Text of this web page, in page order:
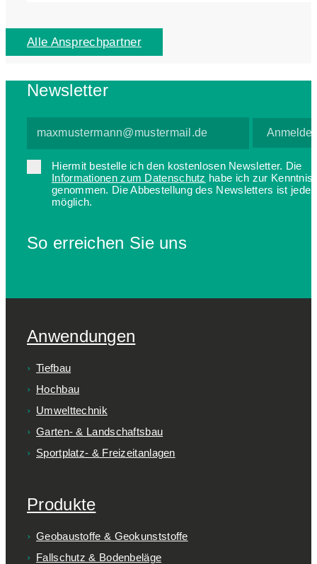
Alle Ansprechpartner
Newsletter
Hiermit bestelle ich den kostenlosen Newsletter. Die
Informationen zum Datenschutz habe ich zur Kenntnis
genommen. Die Abbestellung des Newsletters ist
möglich.
So erreichen Sie uns
Anwendungen
Tiefbau
Hochbau
Umwelttechnik
Garten- & Landschaftsbau
Sportplatz- & Freizeitanlagen
Produkte
Geobaustoffe & Geokunststoffe
Fallschutz & Bodenbeläge